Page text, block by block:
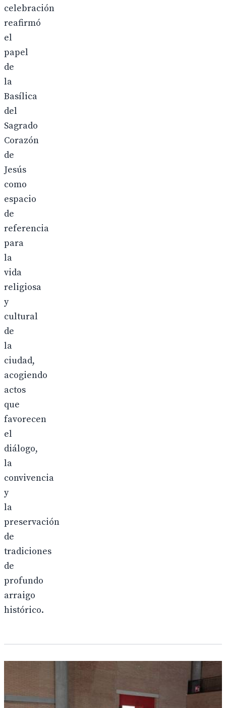
celebración
reafirmó
el
papel
de
la
Basílica
del
Sagrado
Corazón
de
Jesús
como
espacio
de
referencia
para
la
vida
religiosa
y
cultural
de
la
ciudad,
acogiendo
actos
que
favorecen
el
diálogo,
la
convivencia
y
la
preservación
de
tradiciones
de
profundo
arraigo
histórico.